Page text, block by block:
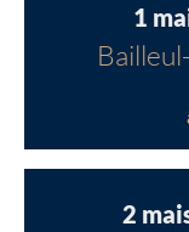
1
2